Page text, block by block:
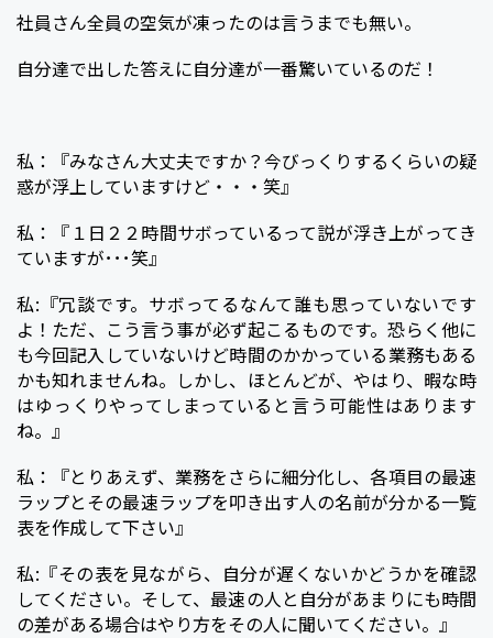
社員さん全員の空気が凍ったのは言うまでも無い。
自分達で出した答えに自分達が一番驚いているのだ！
私：『みなさん大丈夫ですか？今びっくりするくらいの疑
惑が浮上していますけど・・・笑』
私：『１日２２時間サボっているって説が浮き上がってき
ていますが･･･笑』
私:『冗談です。サボってるなんて誰も思っていないです
よ！ただ、こう言う事が必ず起こるものです。恐らく他に
も今回記入していないけど時間のかかっている業務もある
かも知れませんね。しかし、ほとんどが、やはり、暇な時
はゆっくりやってしまっていると言う可能性はあります
ね。』
私：『とりあえず、業務をさらに細分化し、各項目の最速
ラップとその最速ラップを叩き出す人の名前が分かる一覧
表を作成して下さい』
私:『その表を見ながら、自分が遅くないかどうかを確認
してください。そして、最速の人と自分があまりにも時間
の差がある場合はやり方をその人に聞いてください。』